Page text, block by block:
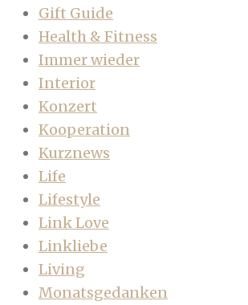
Gift Guide
Health & Fitness
Immer wieder
Interior
Konzert
Kooperation
Kurznews
Life
Lifestyle
Link Love
Linkliebe
Living
Monatsgedanken